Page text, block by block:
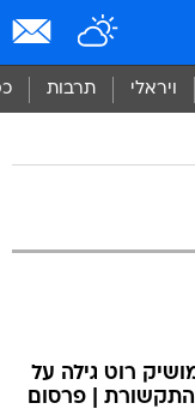
ויראלי תרבות
רוט גילה על
| פרסום